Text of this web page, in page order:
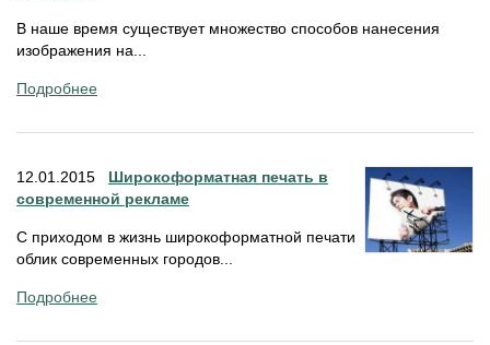
В наше время существует множество способов нанесения
изображения на...
Подробнее
12.01.2015 Широкоформатная печать в
современной рекламе
С приходом в жизнь широкоформатной печати
облик современных городов...
Подробнее